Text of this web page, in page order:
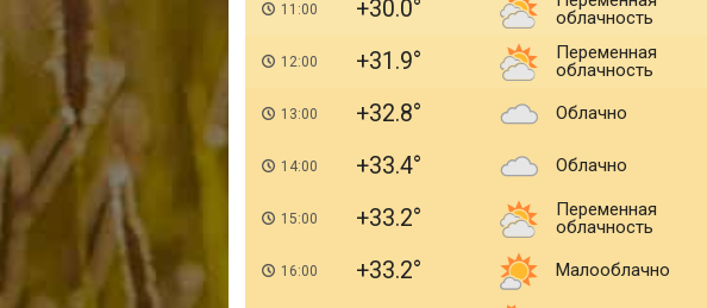
11:00 +30.0
облачность
12:00 +31.9
Переменная
облачность
13:00 +32.8 Облачно
14:00 +33.4 Облачно
15:00 +33.2
Переменная
облачность
16:00 +33.2 Малооблачно